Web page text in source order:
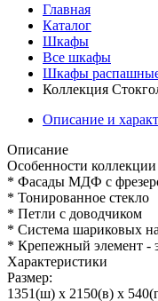
Главная
Каталог
Шкафы
Все шкафы
Шкафы
Коллекция
Описание и
Описание
Особенности
* Фасады МДФ с
* Тонированное стекло
* Петли с доводчиком
* Система шариковых
* Крепежный элемент -
Характеристики
Размер:
1351(ш) x 2150(в) x